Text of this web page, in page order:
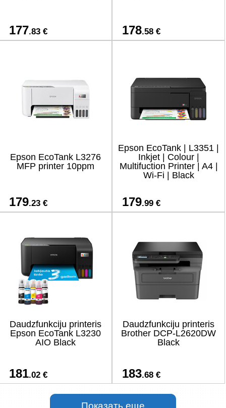
177.83 € 178.58 €
Epson EcoTank L3276
MFP printer 10ppm
179.23 €
Epson EcoTank | L3351 |
Inkjet | Colour |
Multifuction Printer | A4 |
Wi-Fi | Black
179.99 €
Daudzfunkciju printeris
Epson EcoTank L3230
AIO Black
181.02 €
Daudzfunkciju printeris
Brother DCP-L2620DW
Black
183.68 €